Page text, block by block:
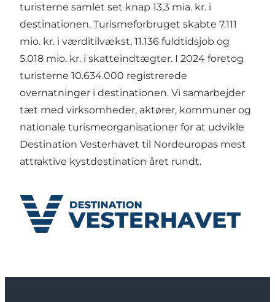
turisterne samlet set knap 13,3 mia. kr. i
destinationen. Turismeforbruget skabte 7.111
mio. kr. i værditilvækst, 11.136 fuldtidsjob og
5.018 mio. kr. i skatteindtægter. I 2024 foretog
turisterne 10.634.000 registrerede
overnatninger i destinationen. Vi samarbejder
tæt med virksomheder, aktører, kommuner og
nationale turismeorganisationer for at udvikle
Destination Vesterhavet til Nordeuropas mest
attraktive kystdestination året rundt.